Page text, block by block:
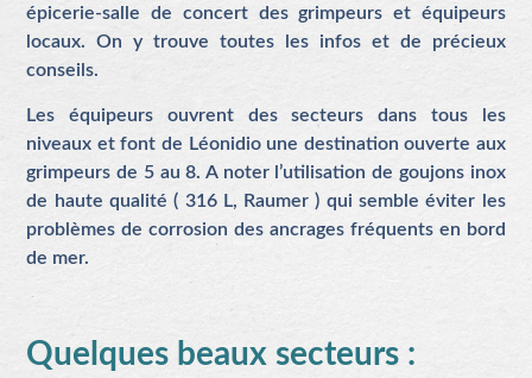
épicerie-salle de concert des grimpeurs et équipeurs
locaux. On y trouve toutes les infos et de précieux
conseils.
Les équipeurs ouvrent des secteurs dans tous les
niveaux et font de Léonidio une destination ouverte aux
grimpeurs de 5 au 8. A noter l’utilisation de goujons inox
de haute qualité ( 316 L, Raumer ) qui semble éviter les
problèmes de corrosion des ancrages fréquents en bord
de mer.
Quelques beaux secteurs :